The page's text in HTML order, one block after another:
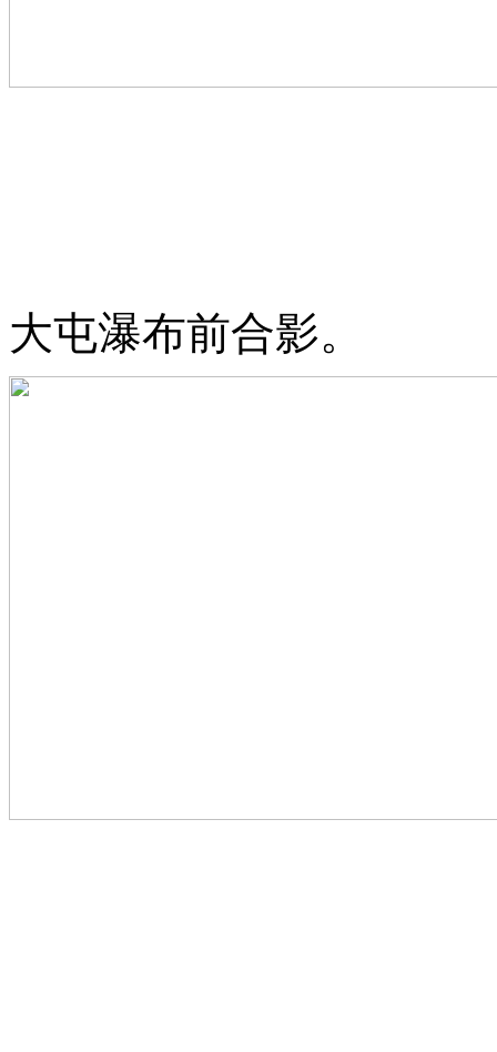
大屯瀑布前合影。